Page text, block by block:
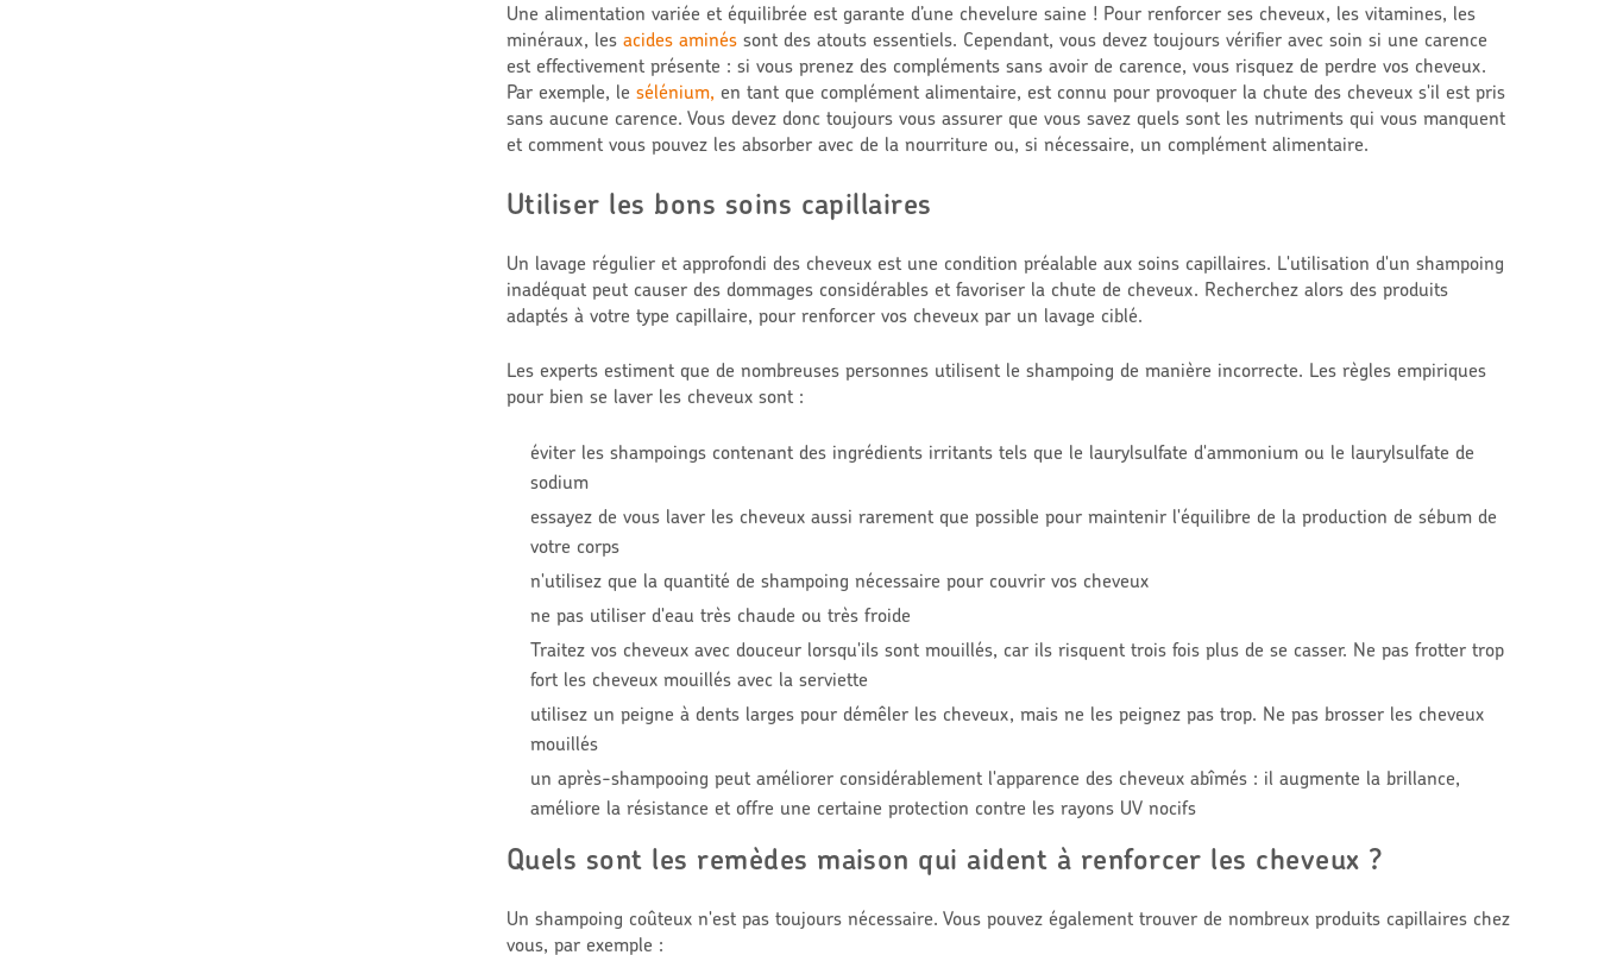
Une alimentation variée et équilibrée est garante d’une chevelure saine ! Pour renforcer ses cheveux, les vitamines, les
minéraux, les acides aminés sont des atouts essentiels. Cependant, vous devez toujours vérifier avec soin si une carence
est effectivement présente : si vous prenez des compléments sans avoir de carence, vous risquez de perdre vos cheveux.
Par exemple, le sélénium, en tant que complément alimentaire, est connu pour provoquer la chute des cheveux s'il est pris
sans aucune carence. Vous devez donc toujours vous assurer que vous savez quels sont les nutriments qui vous manquent
et comment vous pouvez les absorber avec de la nourriture ou, si nécessaire, un complément alimentaire.
Utiliser les bons soins capillaires
Un lavage régulier et approfondi des cheveux est une condition préalable aux soins capillaires. L'utilisation d'un shampoing
inadéquat peut causer des dommages considérables et favoriser la chute de cheveux. Recherchez alors des produits
adaptés à votre type capillaire, pour renforcer vos cheveux par un lavage ciblé.
Les experts estiment que de nombreuses personnes utilisent le shampoing de manière incorrecte. Les règles empiriques
pour bien se laver les cheveux sont :
éviter les shampoings contenant des ingrédients irritants tels que le laurylsulfate d'ammonium ou le laurylsulfate de
sodium
essayez de vous laver les cheveux aussi rarement que possible pour maintenir l'équilibre de la production de sébum de
votre corps
n'utilisez que la quantité de shampoing nécessaire pour couvrir vos cheveux
ne pas utiliser d'eau très chaude ou très froide
Traitez vos cheveux avec douceur lorsqu'ils sont mouillés, car ils risquent trois fois plus de se casser. Ne pas frotter trop
fort les cheveux mouillés avec la serviette
utilisez un peigne à dents larges pour démêler les cheveux, mais ne les peignez pas trop. Ne pas brosser les cheveux
mouillés
un après-shampooing peut améliorer considérablement l'apparence des cheveux abîmés : il augmente la brillance,
améliore la résistance et offre une certaine protection contre les rayons UV nocifs
Quels sont les remèdes maison qui aident à renforcer les cheveux ?
Un shampoing coûteux n'est pas toujours nécessaire. Vous pouvez également trouver de nombreux produits capillaires chez
vous, par exemple :